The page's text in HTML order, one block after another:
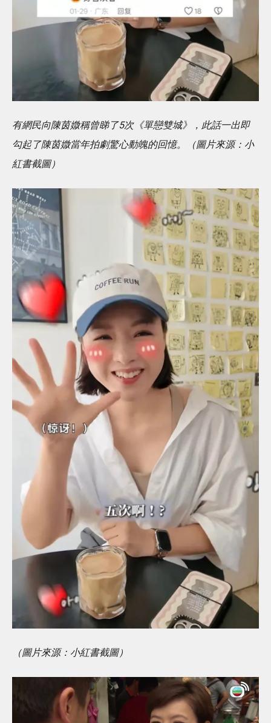
有網民向陳茵媺稱曾睇了5次《單戀雙城》，此話一出即
勾起了陳茵媺當年拍劇驚心動魄的回憶。（圖片來源：小
紅書截圖）
（圖片來源：小紅書截圖）